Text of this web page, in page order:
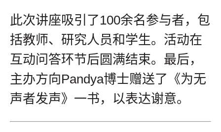
此次讲座吸引了100余名参与者，包
括教师、研究人员和学生。活动在
互动问答环节后圆满结束。最后，
主办方向Pandya博士赠送了《为无
声者发声》一书，以表达谢意。